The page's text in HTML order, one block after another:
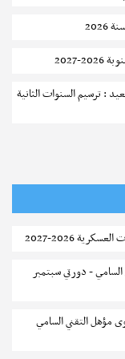
2027
: ترسيم السنوات الثانية
الترشح للماجستير بالمعهد العالي للرياضة والتربية البدنية بصفاقس 2026-
:فتح باب الترشح
: دورة سبتمبر 2026
2026-2027
السامي - دورتي سبتمبر
مؤهل التقني السامي